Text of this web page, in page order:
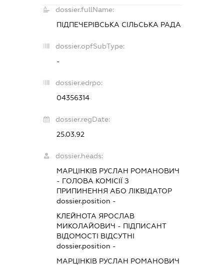
dossier.fullName:
ПІДПЕЧЕРІВСЬКА СІЛЬСЬКА РАДА
dossier.opfSubType:
-
dossier.edrpo:
04356314
dossier.regDate:
25.03.92
dossier.heads:
МАРЦІНКІВ РУСЛАН РОМАНОВИЧ
- ГОЛОВА КОМІСІЇ З
ПРИПИНЕННЯ АБО ЛІКВІДАТОР
dossier.position -
КЛЕЙНОТА ЯРОСЛАВ
МИКОЛАЙОВИЧ - ПІДПИСАНТ
ВІДОМОСТІ ВІДСУТНІ
dossier.position -
МАРЦІНКІВ РУСЛАН РОМАНОВИЧ